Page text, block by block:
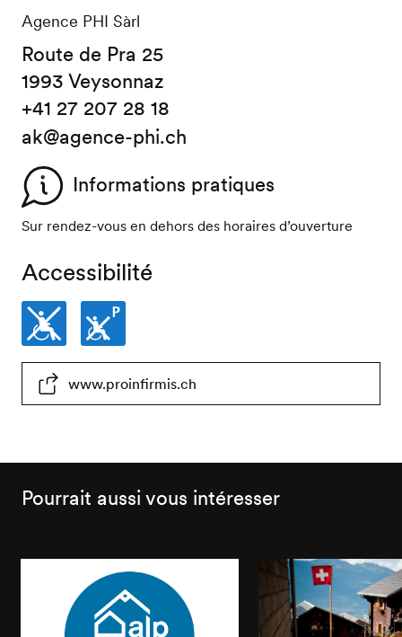
Agence PHI Sàrl
Route de Pra 25
1993 Veysonnaz
+41 27 207 28 18
ak@agence-phi.ch
Informations pratiques
Sur rendez-vous en dehors des horaires d’ouverture
Accessibilité
Non
accessible
Places
de
en
roulant
www.proinfirmis.ch
Pourrait aussi vous intéresser